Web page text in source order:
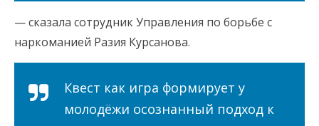
— сказала сотрудник Управления по борьбе с
наркоманией Разия Курсанова.
Квест как игра формирует у
молодёжи осознанный подход к